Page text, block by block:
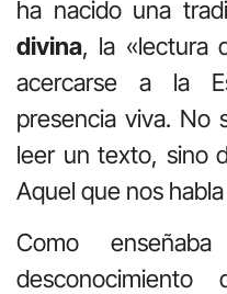
ha nacido una
divina, la «lectura
acercarse a la
presencia viva. No
leer un texto, sino
Aquel que nos
Como